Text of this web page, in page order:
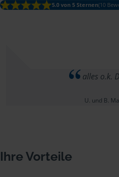
5.0 von 5 Sternen(10
alles o.k.
U. und B.
Ihre Vorteile